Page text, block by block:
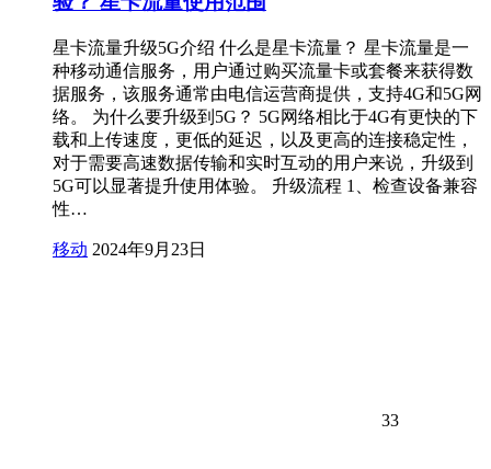
星卡流量升级5G介绍 什么是星卡流量？ 星卡流量是一
种移动通信服务，用户通过购买流量卡或套餐来获得数
据服务，该服务通常由电信运营商提供，支持4G和5G网
络。 为什么要升级到5G？ 5G网络相比于4G有更快的下
载和上传速度，更低的延迟，以及更高的连接稳定性，
对于需要高速数据传输和实时互动的用户来说，升级到
5G可以显著提升使用体验。 升级流程 1、检查设备兼容
性…
移动 2024年9月23日
33